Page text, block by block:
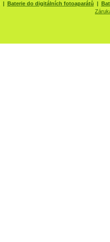
| Baterie do digitálních fotoaparátů |